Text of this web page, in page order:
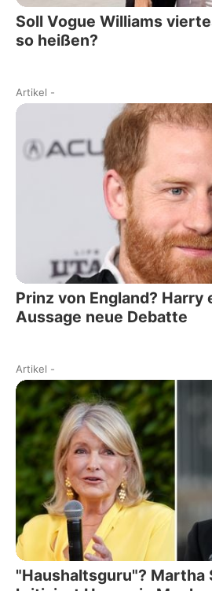
Soll Vogue Williams
so heißen?
Artikel -
Prinz von England?
Aussage neue Debatte
Artikel -
"Haushaltsguru"? Martha